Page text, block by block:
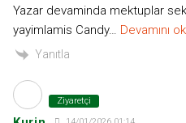
Yazar devaminda mektuplar
yayimlamis Candy… Devamını
Yanıtla
Ziyaretçi